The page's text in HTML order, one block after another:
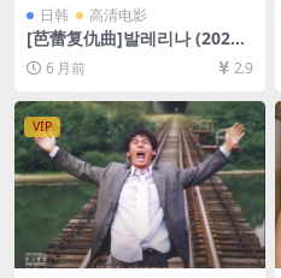
日韩 高清电影
[芭蕾复仇曲]발레리나 (2023)
[百度网盘+夸克网盘1080P超
清未删减资源][网盘在线播放/
下载][MP4/5GB][中文字幕]
6 月前 2.9
VIP